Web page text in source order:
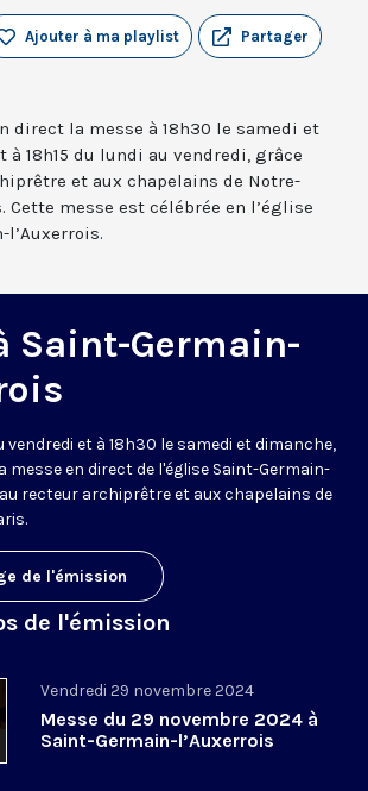
Partager
Ajouter à ma playlist
direct la messe à 18h30 le samedi et
à 18h15 du lundi au vendredi, grâce
et aux chapelains de Notre-
Cette messe est célébrée en l’église
l’Auxerrois.
Saint-Germain-
vendredi et à 18h30 le samedi et dimanche,
messe en direct de l'église Saint-Germain-
recteur archiprêtre et aux chapelains de
de l'émission
de l'émission
Vendredi 29 novembre 2024
Messe du 29 novembre 2024 à
Saint-Germain-l’Auxerrois